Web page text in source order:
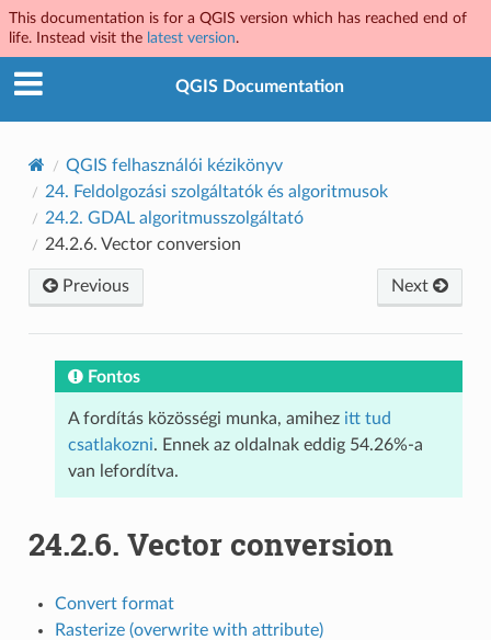
This documentation is for a QGIS version which has reached end of
life. Instead visit the latest version.
QGIS Documentation
QGIS felhasználói kézikönyv
24. Feldolgozási szolgáltatók és algoritmusok
24.2. GDAL algoritmusszolgáltató
24.2.6. Vector conversion
Previous Next
Fontos
A fordítás közösségi munka, amihez itt tud
csatlakozni. Ennek az oldalnak eddig 54.26%-a
van lefordítva.
24.2.6. Vector conversion
Convert format
Rasterize (overwrite with attribute)